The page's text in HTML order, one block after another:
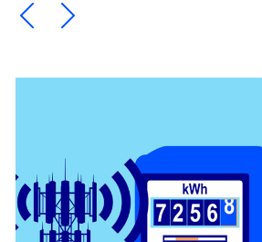
Ein Element zurück blättern
Ein Element weiter blättern